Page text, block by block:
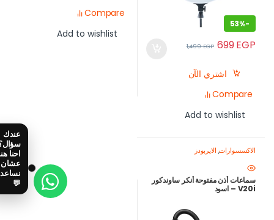
-
53%
699EGP
1,499EGP
اشتري الآن
Compare
Add to wishlist
Compare
Add to wishlist
الاكسسوارات, الايربودز
سماعات أذن مفتوحة أنكر ساوندكور
V20i – اسود